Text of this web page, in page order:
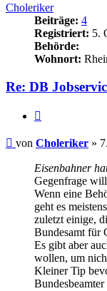
Choleriker
Beiträge: 4
Registriert: 5.
Behörde:
Wohnort:
Re: DB
Beitrag
von Choleriker »
Eisenbahner
Gegenfrage
Wenn eine
geht es
zuletzt einige,
Bundesamt für
Es gibt aber
wollen, um
Kleiner Tip